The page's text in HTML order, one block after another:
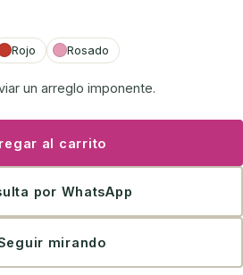
Rojo Rosado
un arreglo imponente.
al carrito
por WhatsApp
mirando